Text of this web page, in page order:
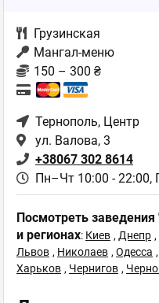
Грузинская
Мангал-меню
150 – 300 ₴
Тернополь, Центр
ул. Валова, 3
+38067 302 8614
Пн–Чт 10:00 - 22:00,
Посмотреть заведения
и регионах: Киев , Днепр ,
Львов , Николаев , Одесса ,
Харьков , Чернигов ,